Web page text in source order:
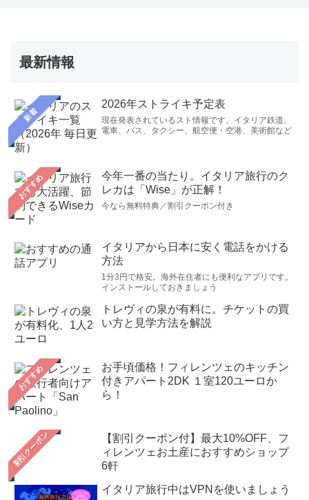
最新情報
新着
2026年ストライキ予定表
現在発表されているスト情報です。イタリア鉄道、
電車、バス、タクシー、航空便・空港、美術館など
おすすめ
今年一番の当たり。イタリア旅行のク
レカは「Wise」が正解！
今なら無料特典／割引クーポン付き
イタリアから日本に安く電話をかける
方法
1分3円で格安。海外在住者にも便利なアプリです。
インストールしておきましょう
トレヴィの泉が有料に。チケットの買
い方と見学方法を解説
おすすめ
お手頃価格！フィレンツェのキッチン
付きアパート2DK １室120ユーロか
ら！
【割引クーポン付】最大10%OFF、フ
ィレンツェお土産におすすめショップ
6軒
イタリア旅行中はVPNを使いましょう